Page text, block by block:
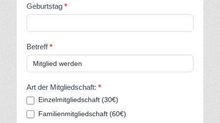
Geburtstag *
Betreff*
Art der Mitgliedschaft: *
Einzelmitgliedschaft (30€)
Familienmitgliedschaft (60€)